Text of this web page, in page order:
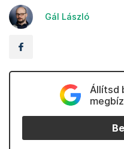
Gál László
Állítsd